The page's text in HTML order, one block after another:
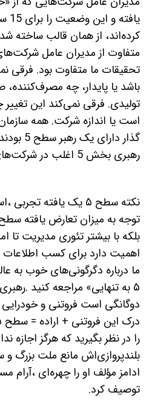
کرده‌اند، از همان قالب ساخته
متفاوت از مدیران عامل
تحقیقات ما متفاوت بود. فرقی
باشد یا پایدار، چه
تولیدی. فرقی نمی‌کند این تغییر
است یا اندازه شرکت. همه
گذار
رهبری بخش 5 اغلب در شرکت‌های مقایسه مشاهده شد
نکته سطح ۵ یک یافته تجربی
توجه به میزان تعارض یافته
بلکه با بیشتر تئوری مدیریت تا
اهمیت دارد برای کسب اطلاعات
ما درباره دگرگونی‌های خوب به
۵ به تنهایی» مراجعه کنید .
دوگانگی است فروتنی و
درک این فروتنی + اراده = سطح
را در نظر بگیرید که هرگز اجازه
بلندپروازی‌اش مانع ملت
ادامز مؤلف او را چهره‌ای ،آرام
توصیف کرد.